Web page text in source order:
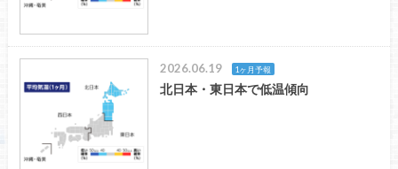
2026.06.19 1ヶ月予報
北日本・東日本で低温傾向